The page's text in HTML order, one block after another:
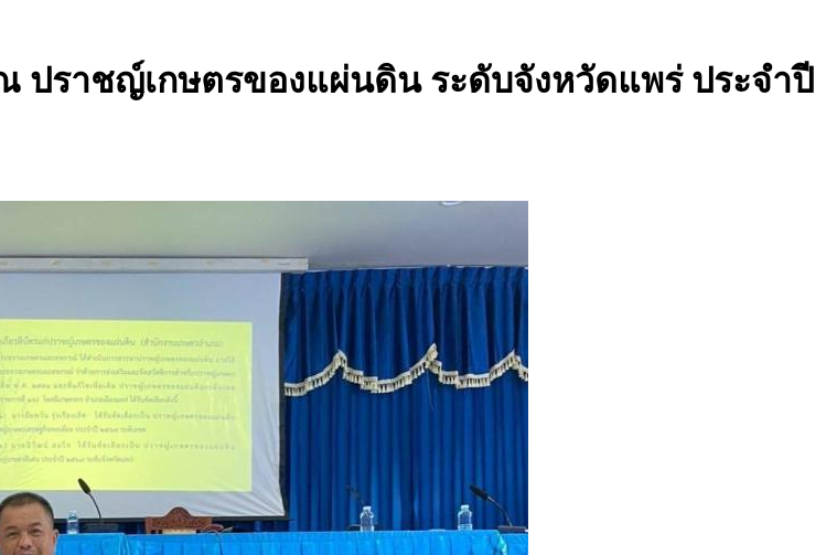
ปราชญ์เกษตรของแผ่นดิน ระดับจังหวัดแพร่ ประจำปี